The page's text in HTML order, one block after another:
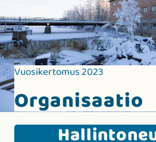
Vuosikertomus 2023
Organisaatio